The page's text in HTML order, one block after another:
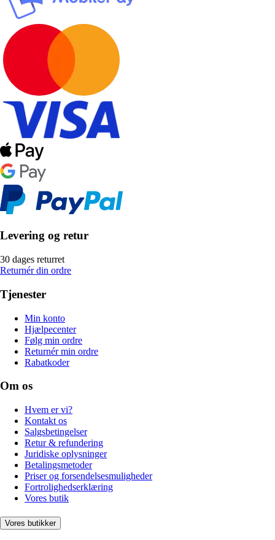
Levering og retur
30 dages returret
Returnér din ordre
Tjenester
Min konto
Hjælpecenter
Følg min ordre
Returnér min ordre
Rabatkoder
Om os
Hvem er vi?
Kontakt os
Salgsbetingelser
Retur & refundering
Juridiske oplysninger
Betalingsmetoder
Priser og forsendelsesmuligheder
Fortrolighedserklæring
Vores butik
Vores butikker